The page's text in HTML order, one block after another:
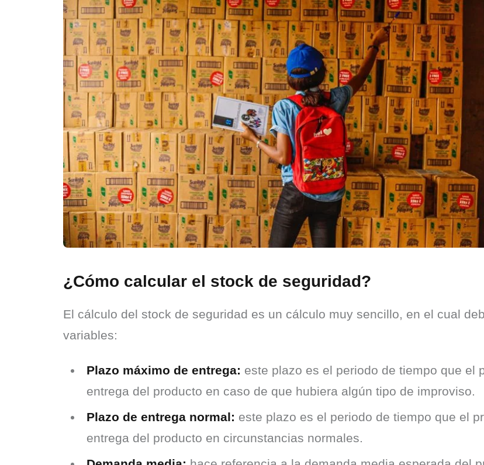
¿Cómo calcular el stock de seguridad?
El cálculo del stock de seguridad es un cálculo muy sencillo, en el cual
variables:
Plazo máximo de entrega: este plazo es el periodo de tiempo que el
entrega del producto en caso de que hubiera algún tipo de improviso.
Plazo de entrega normal: este plazo es el periodo de tiempo que el
entrega del producto en circunstancias normales.